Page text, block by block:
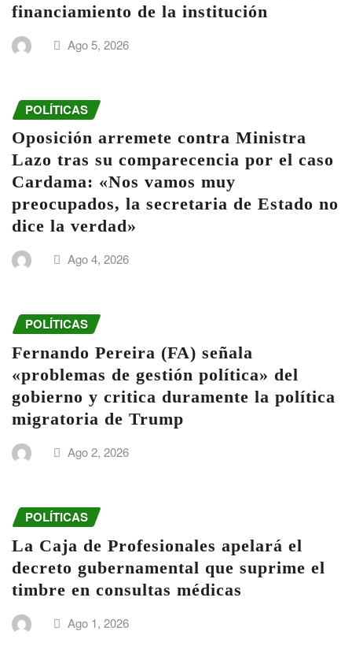
financiamiento de la institución
Ago 5, 2026
POLÍTICAS
Oposición arremete contra Ministra
Lazo tras su comparecencia por el caso
Cardama: «Nos vamos muy
preocupados, la secretaria de Estado no
dice la verdad»
Ago 4, 2026
POLÍTICAS
Fernando Pereira (FA) señala
«problemas de gestión política» del
gobierno y critica duramente la política
migratoria de Trump
Ago 2, 2026
POLÍTICAS
La Caja de Profesionales apelará el
decreto gubernamental que suprime el
timbre en consultas médicas
Ago 1, 2026